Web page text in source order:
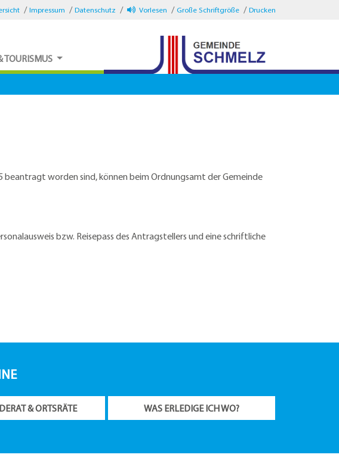
Impressum Datenschutz Vorlesen Große Schriftgröße Drucken
TOURISMUS
beantragt worden sind, können beim Ordnungsamt der Gemeinde
bzw. Reisepass des Antragstellers und eine schriftliche
& ORTSRÄTE WAS ERLEDIGE ICH WO?